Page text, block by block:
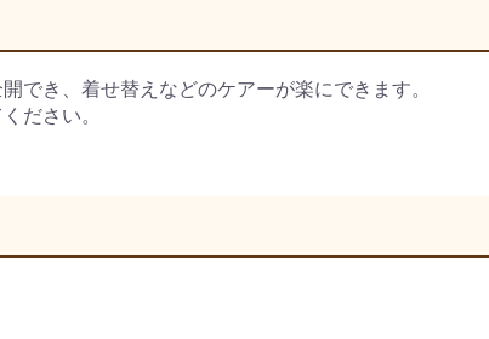
でき、着せ替えなどのケアーが楽にできます。
ださい。